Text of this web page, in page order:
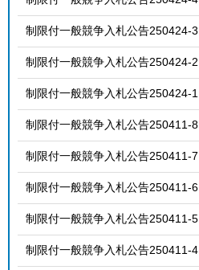
制限付一般競争入札公告250424-3
制限付一般競争入札公告250424-2
制限付一般競争入札公告250424-1
制限付一般競争入札公告250411-8
制限付一般競争入札公告250411-7
制限付一般競争入札公告250411-6
制限付一般競争入札公告250411-5
制限付一般競争入札公告250411-4